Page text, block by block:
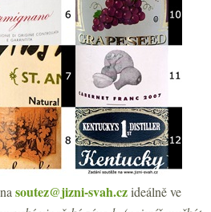
soutez@jizni-svah.czideálně ve